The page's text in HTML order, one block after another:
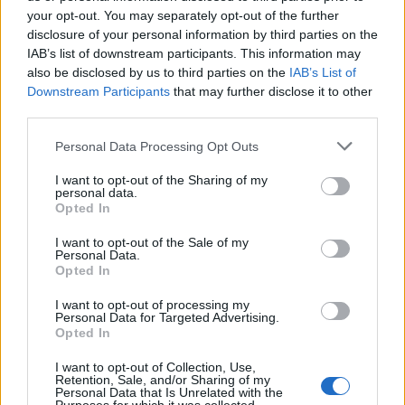
your opt-out. You may separately opt-out of the further
disclosure of your personal information by third parties on the
IAB’s list of downstream participants. This information may
also be disclosed by us to third parties on the IAB’s List of
Downstream Participants that may further disclose it to other
Please note that this website/app uses one or more Google
not limited to your visit or usage behaviour. You may click to
grant or deny consent to Google and its third-party tags to
use your data for below specified purposes in below Google
consent section.
Personal Data Processing Opt Outs
I want to opt-out of the Sharing of my
personal data.
Opted In
I want to opt-out of the Sale of my
Personal Data.
Opted In
I want to opt-out of processing my
Personal Data for Targeted Advertising.
Opted In
I want to opt-out of Collection, Use,
Retention, Sale, and/or Sharing of my
Personal Data that Is Unrelated with the
#peacekeepers and damage to@UNvehicles by
personnel from the Turkish Cypriot side this
morning.
Read full statement here:https://t.co/awfxpgY1Et
pic.twitter.com/YtK7QW2bbN— UN Cyprus (@UN_CYPRUS)August 18, 2023
Η κυπριακή κυβέρνηση διά του κυβερνητικού εκπροσώπου ανακοίνωσε χθες
συνεργασία με μόνιμα μέλη του Συμβουλίου Ασφαλείας, την ΕΕ και την UNFICYP,
καθώς και την ελληνική κυβέρνηση. «Το τουρκικό κατοχικό καθεστώς επιχειρεί
σχεδιάζοντας παράνομη είσοδο στην περιοχή για κατασκευή δρόμου που θα
ενώνει το κατεχόμενο χωριό Άρσος με προκεχωρημένο παράνομο στρατιωτικό
«είναι σε εξέλιξη επαφές σε ανώτατο επίπεδο από τη διεθνή κοινότητα με
αποδέκτη την Άγκυρα, τονίζοντας τη σοβαρότητα της παραβίασης, καθώς και τις